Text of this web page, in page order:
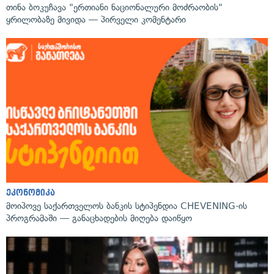
თინა ბოკუჩავა "ერთიანი ნაციონალური მოძრაობის"
ყრილობაზე მივიდა — პირველი კომენტარი
ეკონომიკა
მოიპოვე საქართველოს ბანკის სტიპენდია CHEVENING-ის
პროგრამაში — განაცხადების მიღება დაიწყო